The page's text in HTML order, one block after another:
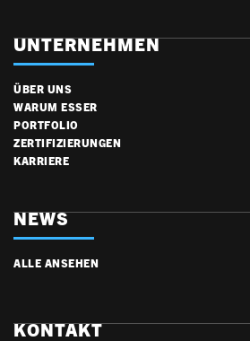
UNTERNEHMEN
ÜBER UNS
WARUM ESSER
PORTFOLIO
ZERTIFIZIERUNGEN
KARRIERE
NEWS
ALLE ANSEHEN
KONTAKT